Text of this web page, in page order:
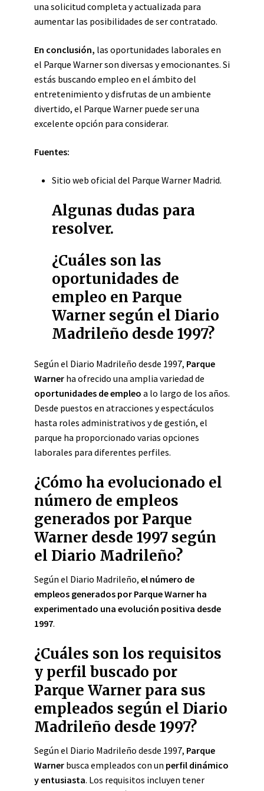
una solicitud completa y actualizada para
aumentar las posibilidades de ser contratado.
En conclusión, las oportunidades laborales en
el Parque Warner son diversas y emocionantes. Si
estás buscando empleo en el ámbito del
entretenimiento y disfrutas de un ambiente
divertido, el Parque Warner puede ser una
excelente opción para considerar.
Fuentes:
Sitio web oficial del Parque Warner Madrid.
Algunas dudas para
resolver.
¿Cuáles son las
oportunidades de
empleo en Parque
Warner según el Diario
Madrileño desde 1997?
Según el Diario Madrileño desde 1997, Parque
Warner ha ofrecido una amplia variedad de
oportunidades de empleo a lo largo de los años.
Desde puestos en atracciones y espectáculos
hasta roles administrativos y de gestión, el
parque ha proporcionado varias opciones
laborales para diferentes perfiles.
¿Cómo ha evolucionado el
número de empleos
generados por Parque
Warner desde 1997 según
el Diario Madrileño?
Según el Diario Madrileño, el número de
empleos generados por Parque Warner ha
experimentado una evolución positiva desde
1997.
¿Cuáles son los requisitos
y perfil buscado por
Parque Warner para sus
empleados según el Diario
Madrileño desde 1997?
Según el Diario Madrileño desde 1997, Parque
Warner busca empleados con un perfil dinámico
y entusiasta. Los requisitos incluyen tener